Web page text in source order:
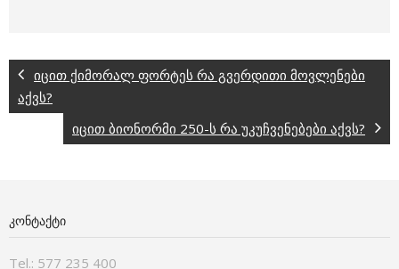
იცით ქიმორალ ფორტეს რა გვერდითი მოვლენები
აქვს?
იცით ბიონორმი 250-ს რა უკუჩვენებები აქვს?
ᲙᲝᲜᲢᲐᲥᲢᲘ
Tel.: 577 235 400